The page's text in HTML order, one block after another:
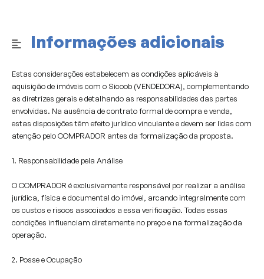
Informações adicionais
Estas considerações estabelecem as condições aplicáveis à
aquisição de imóveis com o Sicoob (VENDEDORA), complementando
as diretrizes gerais e detalhando as responsabilidades das partes
envolvidas. Na ausência de contrato formal de compra e venda,
estas disposições têm efeito jurídico vinculante e devem ser lidas com
atenção pelo COMPRADOR antes da formalização da proposta.
1. Responsabilidade pela Análise
O COMPRADOR é exclusivamente responsável por realizar a análise
jurídica, física e documental do imóvel, arcando integralmente com
os custos e riscos associados a essa verificação. Todas essas
condições influenciam diretamente no preço e na formalização da
operação.
2. Posse e Ocupação